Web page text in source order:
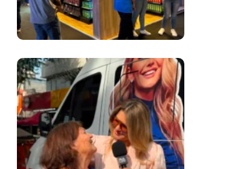
​Segurança Pública
Lidera Queixas De
Moradores Do Rio Em
Escuta Promovida
Por Antônia
Fontenelle